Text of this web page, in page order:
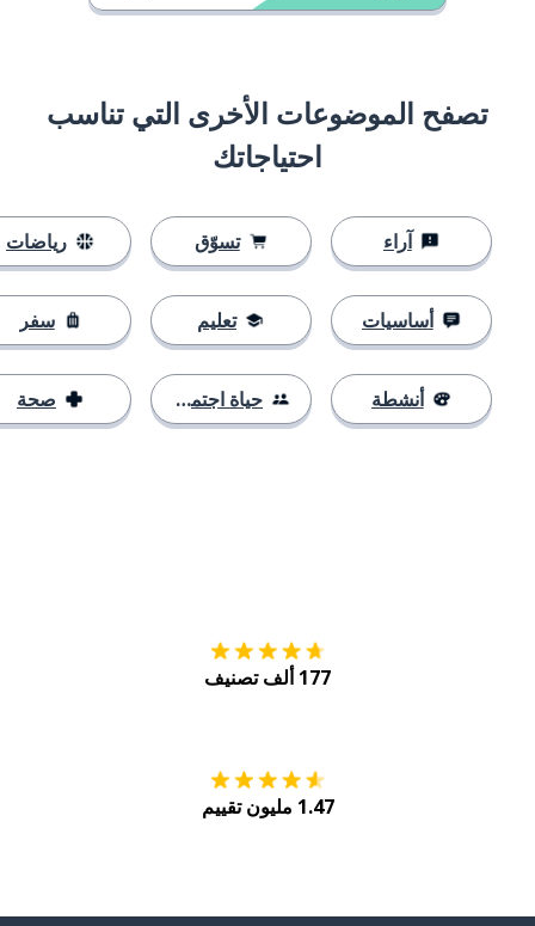
تصفح الموضوعات الأخرى التي تناسب
احتياجاتك
آراء
أساسيات
أنشطة
تسوّق
تعليم
حياة اجتماعية
رياضات
سفر
صحة
177 ألف تصنيف
1.47 مليون تقييم